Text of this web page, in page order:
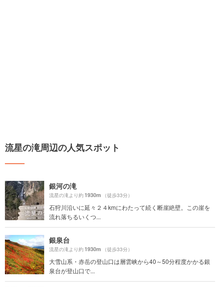
流星の滝周辺の人気スポット
銀河の滝
流星の滝より約1930m （徒歩33分）
石狩川沿いに延々２４kmにわたって続く断崖絶壁。この崖を
流れ落ちるいくつ...
銀泉台
流星の滝より約1930m （徒歩33分）
大雪山系・赤岳の登山口は層雲峡から40～50分程度かかる銀
泉台が登山口で...